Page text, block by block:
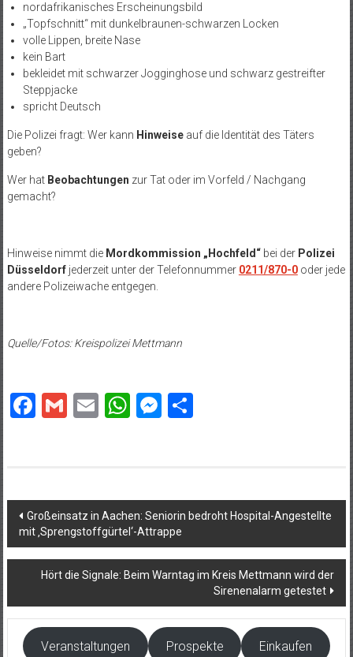
nordafrikanisches Erscheinungsbild
„Topfschnitt“ mit dunkelbraunen-schwarzen Locken
volle Lippen, breite Nase
kein Bart
bekleidet mit schwarzer Jogginghose und schwarz gestreifter
Steppjacke
spricht Deutsch
Die Polizei fragt: Wer kann Hinweiseauf die Identität des Täters
geben?
Wer hat Beobachtungen zur Tat oder im Vorfeld / Nachgang
gemacht?
Hinweise nimmt die Mordkommission „Hochfeld“bei der Polizei
Düsseldorfjederzeit unter der Telefonnummer 0211/870-0oder jede
andere Polizeiwache entgegen.
Quelle/Fotos: Kreispolizei Mettmann
Facebook
GmailEmailWhatsApp
Messenger
Beitragsnavigation
Großeinsatz in Aachen: Seniorin bedroht Hospital-Angestellte
mit ‚Sprengstoffgürtel‘-Attrappe
Hört die Signale: Beim Warntag im Kreis Mettmann wird der
Sirenenalarm getestet
Veranstaltungen Prospekte Einkaufen